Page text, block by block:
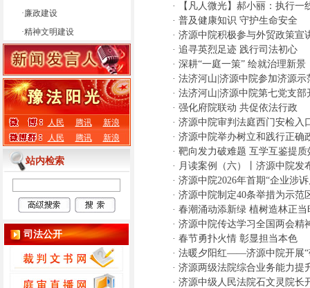
·廉政建设
·精神文明建设
人民 腾讯
新浪
人民
腾讯 新浪
站内检索
司法公开
·
【凡人微光】郝小丽：执行
· 普及健康知识 守护生命安全
· 济源中院积极参与外贸政策宣
· 追寻英烈足迹 践行司法初心
· 深耕“一庭一策” 绘就治理新景
· 法济河山|济源中院参加济源
· 法济河山|济源中院第七党支
· 强化府院联动 共促依法行政
· 济源中院审判法庭西门安检入
· 济源中院举办树立和践行正确
· 靶向发力破难题 互学互鉴提质
· 月读案例（六）丨济源中院发
· 济源中院2026年首期“企业涉
· 济源中院制定40条举措为示范
· 春潮涌动添新绿 植树造林正当
· 济源中院传达学习全国两会精
· 春节勇扑火情 彰显担当本色
· 法暖夕阳红——济源中院开展“
· 济源两级法院综合业务能力提
· 济源中级人民法院石文灵院长